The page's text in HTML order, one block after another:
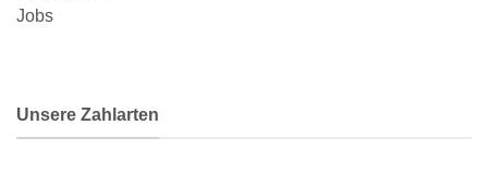
Jobs
Unsere Zahlarten